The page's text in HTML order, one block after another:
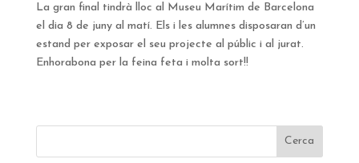
La gran final tindrà lloc al Museu Marítim de Barcelona
el dia 8 de juny al matí. Els i les alumnes disposaran d’un
estand per exposar el seu projecte al públic i al jurat.
Enhorabona per la feina feta i molta sort!!